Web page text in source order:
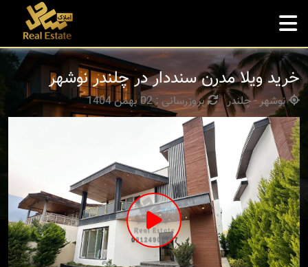
خرید ویلا مدرن سنددار در چلندر نوشهر
نوشهر - چلندر بروزرسانی : 02 بهمن 1404